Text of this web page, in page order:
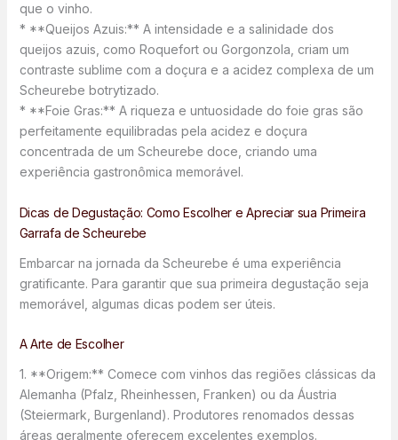
que o vinho.
* **Queijos Azuis:** A intensidade e a salinidade dos
queijos azuis, como Roquefort ou Gorgonzola, criam um
contraste sublime com a doçura e a acidez complexa de um
Scheurebe botrytizado.
* **Foie Gras:** A riqueza e untuosidade do foie gras são
perfeitamente equilibradas pela acidez e doçura
concentrada de um Scheurebe doce, criando uma
experiência gastronômica memorável.
Dicas de Degustação: Como Escolher e Apreciar sua Primeira
Garrafa de Scheurebe
Embarcar na jornada da Scheurebe é uma experiência
gratificante. Para garantir que sua primeira degustação seja
memorável, algumas dicas podem ser úteis.
A Arte de Escolher
1. **Origem:** Comece com vinhos das regiões clássicas da
Alemanha (Pfalz, Rheinhessen, Franken) ou da Áustria
(Steiermark, Burgenland). Produtores renomados dessas
áreas geralmente oferecem excelentes exemplos.